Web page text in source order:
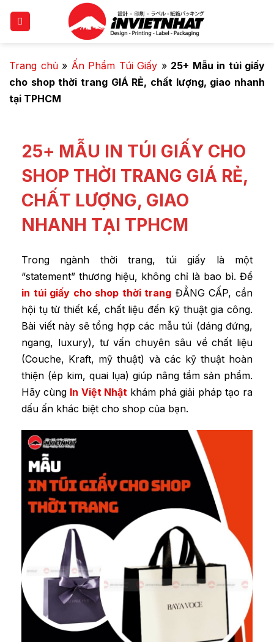
Trang chủ» Ấn Phẩm Túi Giấy » 25+ Mẫu in túi giấy
cho shop thời trang GIÁ RẺ, chất lượng, giao nhanh
tại TPHCM
25+ MẪU IN TÚI GIẤY CHO
SHOP THỜI TRANG GIÁ RẺ,
CHẤT LƯỢNG, GIAO
NHANH TẠI TPHCM
Trong ngành thời trang, túi giấy là một
“statement” thương hiệu, không chỉ là bao bì. Để
in túi giấy cho shop thời trang ĐẲNG CẤP, cần
hội tụ từ thiết kế, chất liệu đến kỹ thuật gia công.
Bài viết này sẽ tổng hợp các mẫu túi (dáng đứng,
ngang, luxury), tư vấn chuyên sâu về chất liệu
(Couche, Kraft, mỹ thuật) và các kỹ thuật hoàn
thiện (ép kim, quai lụa) giúp nâng tầm sản phẩm.
Hãy cùng In Việt Nhậtkhám phá giải pháp tạo ra
dấu ấn khác biệt cho shop của bạn.